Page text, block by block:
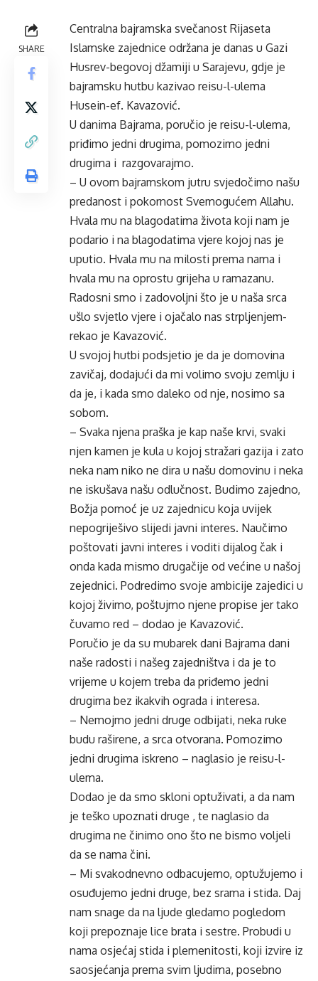
SHARE
Centralna bajramska svečanost Rijaseta
Islamske zajednice održana je danas u Gazi
Husrev-begovoj džamiji u Sarajevu, gdje je
bajramsku hutbu kazivao reisu-l-ulema
Husein-ef. Kavazović.
U danima Bajrama, poručio je reisu-l-ulema,
priđimo jedni drugima, pomozimo jedni
drugima i razgovarajmo.
– U ovom bajramskom jutru svjedočimo našu
predanost i pokornost Svemogućem Allahu.
Hvala mu na blagodatima života koji nam je
podario i na blagodatima vjere kojoj nas je
uputio. Hvala mu na milosti prema nama i
hvala mu na oprostu grijeha u ramazanu.
Radosni smo i zadovoljni što je u naša srca
ušlo svjetlo vjere i ojačalo nas strpljenjem-
rekao je Kavazović.
U svojoj hutbi podsjetio je da je domovina
zavičaj, dodajući da mi volimo svoju zemlju i
da je, i kada smo daleko od nje, nosimo sa
sobom.
– Svaka njena praška je kap naše krvi, svaki
njen kamen je kula u kojoj stražari gazija i zato
neka nam niko ne dira u našu domovinu i neka
ne iskušava našu odlučnost. Budimo zajedno,
Božja pomoć je uz zajednicu koja uvijek
nepogriješivo slijedi javni interes. Naučimo
poštovati javni interes i voditi dijalog čak i
onda kada mismo drugačije od većine u našoj
zejednici. Podredimo svoje ambicije zajedici u
kojoj živimo, poštujmo njene propise jer tako
čuvamo red – dodao je Kavazović.
Poručio je da su mubarek dani Bajrama dani
naše radosti i našeg zajedništva i da je to
vrijeme u kojem treba da priđemo jedni
drugima bez ikakvih ograda i interesa.
– Nemojmo jedni druge odbijati, neka ruke
budu raširene, a srca otvorana. Pomozimo
jedni drugima iskreno – naglasio je reisu-l-
ulema.
Dodao je da smo skloni optuživati, a da nam
je teško upoznati druge , te naglasio da
drugima ne činimo ono što ne bismo voljeli
da se nama čini.
– Mi svakodnevno odbacujemo, optužujemo i
osuđujemo jedni druge, bez srama i stida. Daj
nam snage da na ljude gledamo pogledom
koji prepoznaje lice brata i sestre. Probudi u
nama osjećaj stida i plemenitosti, koji izvire iz
saosjećanja prema svim ljudima, posebno